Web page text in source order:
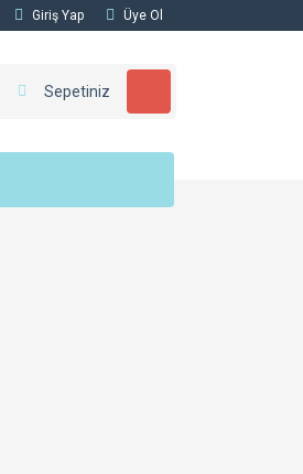
Giriş Yap Üye Ol
Sepetiniz